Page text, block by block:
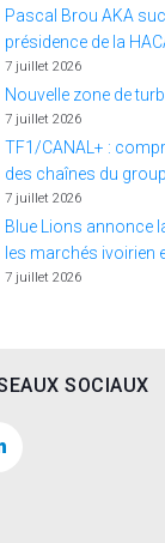
Pascal Brou AKA
présidence de la
7 juillet 2026
Nouvelle zone de
7 juillet 2026
TF1/CANAL+ :
des chaînes du
7 juillet 2026
Blue Lions annonce
les marchés ivoirien
7 juillet 2026
SOCIAUX